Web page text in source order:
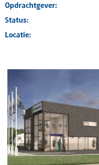
Opdrachtgever:
Status:
Locatie: